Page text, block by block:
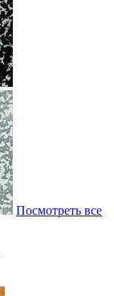
Посмотреть все